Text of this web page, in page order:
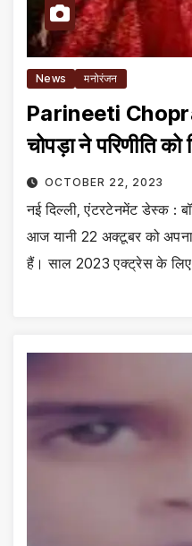
News मनोरंजन
Parineeti
चोपड़ा ने परिणीति को
OCTOBER 22, 2023
नई दिल्ली, एंटरटेनमेंट डेस्क :
आज यानी 22 अक्टूबर को
हैं। साल 2023 एक्ट्रेस के